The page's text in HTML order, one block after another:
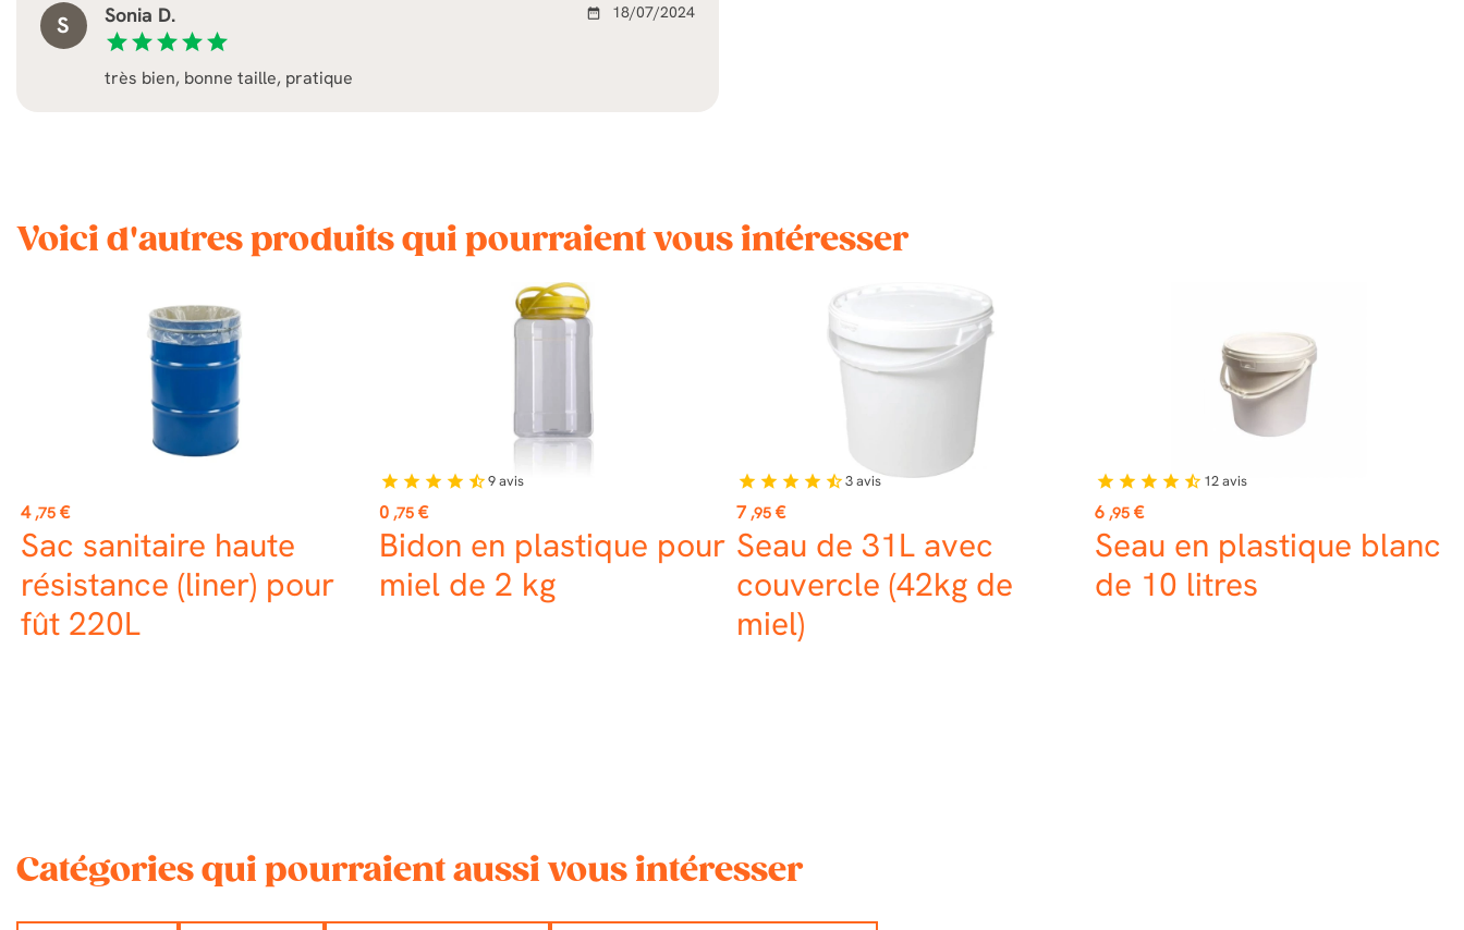
S
Sonia D.
starstarstarstarstar
date_range 18/07/2024
très bien, bonne taille, pratique
Voici d'autres produits qui pourraient vous intéresser
Prix
4 ,75 €
Sac sanitaire haute
résistance (liner) pour
fût 220L
Prix
0 ,75 €
Bidon en plastique pour
miel de 2 kg
star star star star star_half9avis
Prix
7 ,95 €
Seau de 31L avec
couvercle (42kg de
miel)
star star star star star_half3avis
Prix
6 ,95 €
Seau en plastique blanc
de 10 litres
star star star star star_half 12avis
Catégories qui pourraient aussi vous intéresser